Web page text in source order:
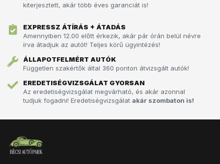
kiterjesztett, akár több éves garanciát is!
EXPRESSZ ÁTÍRÁS + ÁTADÁS
Amennyiben 12.00 előtt érkezik, akár pár órán belül névre
írva átadjuk az autót!­­­ Teljes körű ügyintézés!
ÁLLAPOTFELMÉRT AUTÓK
Független szakértők által 360 ponton átvizsgált autók!
EREDETISÉGVIZSGÁLAT GYORSAN
Az eredetiségvizsgálat megvárható, és akár azonnal
tudjuk fogadni! Eredetiségvizsgálat akár szombaton is!